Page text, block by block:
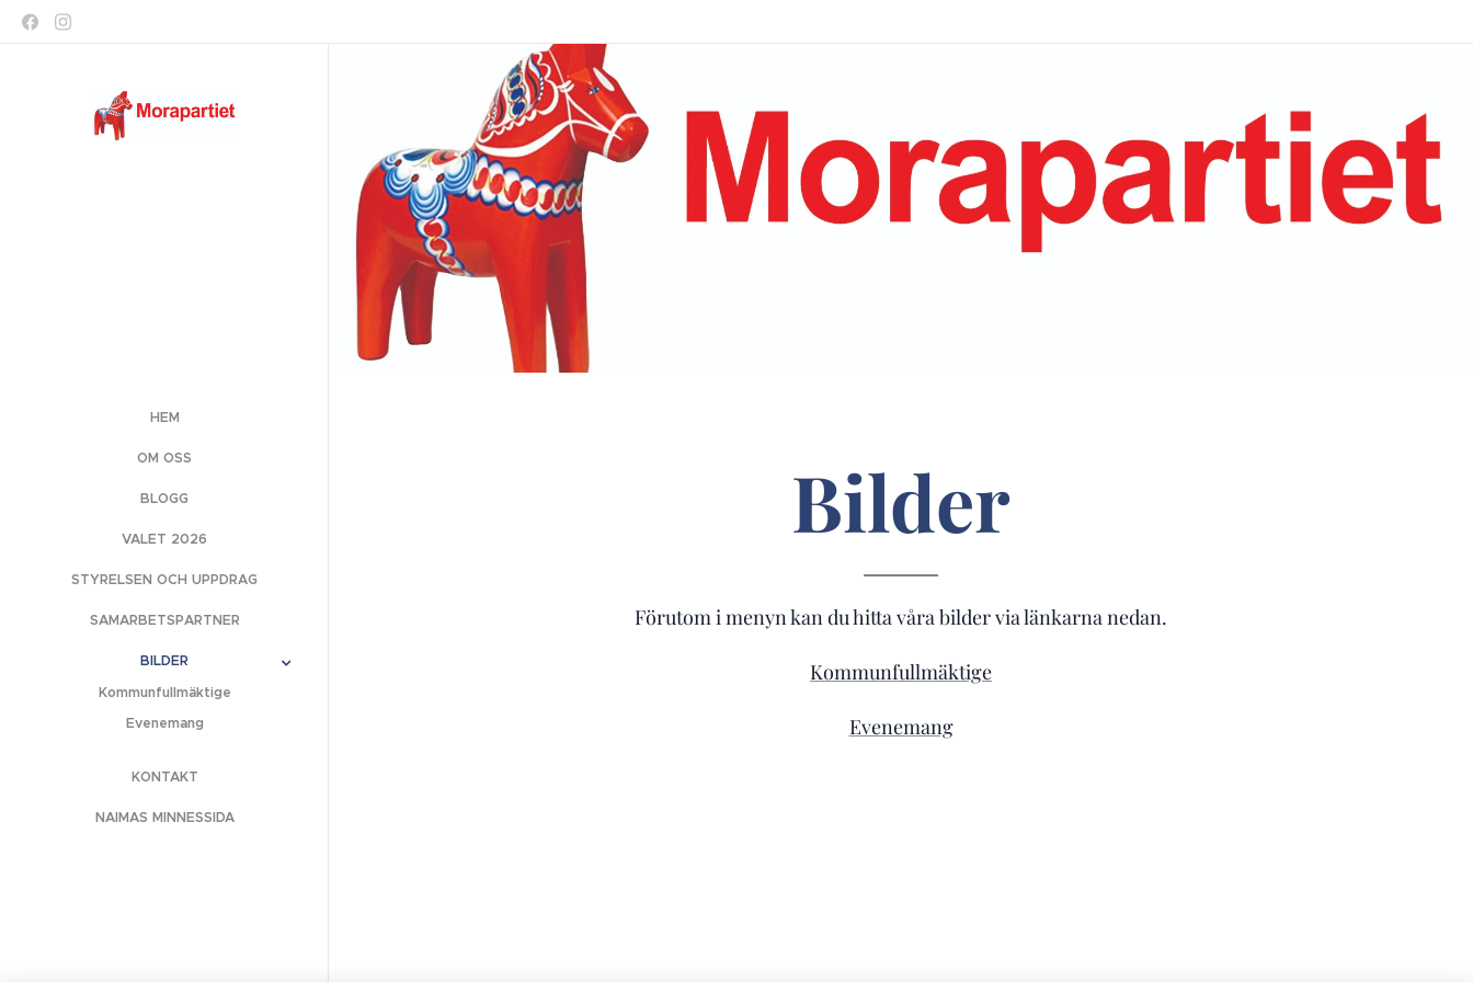
HEM
OM OSS
BLOGG
VALET 2026
STYRELSEN OCH UPPDRAG
SAMARBETSPARTNER
BILDER
Kommunfullmäktige
Evenemang
KONTAKT
NAIMAS MINNESSIDA
Bilder
Förutom i menyn kan du hitta våra bilder via länkarna nedan.
Kommunfullmäktige
Evenemang